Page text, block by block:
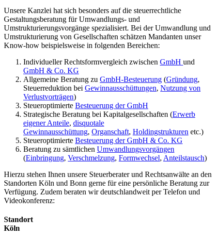
Unsere Kanzlei hat sich besonders auf die steuerrechtliche
Gestaltungsberatung für Umwandlungs- und
Umstrukturierungsvorgänge spezialisiert. Bei der Umwandlung und
Umstrukturierung von Gesellschaften schätzen Mandanten unser
Know-how beispielsweise in folgenden Bereichen:
Individueller Rechtsformvergleich zwischen GmbH und
GmbH & Co. KG
Allgemeine Beratung zu GmbH-Besteuerung (Gründung,
Steuerreduktion bei Gewinnausschüttungen, Nutzung von
Verlustvorträgen)
Steueroptimierte Besteuerung der GmbH
Strategische Beratung bei Kapitalgesellschaften (Erwerb
eigener Anteile, disquotale
Gewinnausschüttung, Organschaft, Holdingstrukturen etc.)
Steueroptimierte Besteuerung der GmbH & Co. KG
Beratung zu sämtlichen Umwandlungsvorgängen
(Einbringung, Verschmelzung, Formwechsel, Anteilstausch)
Hierzu stehen Ihnen unsere Steuerberater und Rechtsanwälte an den
Standorten Köln und Bonn gerne für eine persönliche Beratung zur
Verfügung. Zudem beraten wir deutschlandweit per Telefon und
Videokonferenz:
Standort
Köln